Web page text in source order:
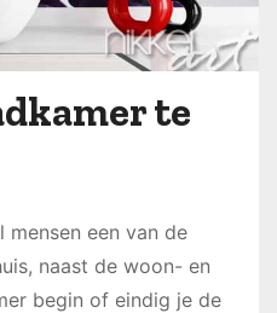
te
een van de
naast de woon- en
begin of eindig je de